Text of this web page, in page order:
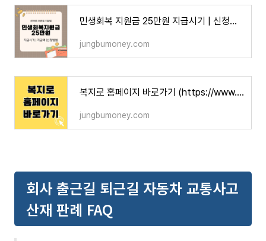
민생회복 지원금 25만원 지급시기 | 신청방법 | 대상자
jungbumoney.com
복지로 홈페이지 바로가기 (https://www.bokjiro.go.kr)
jungbumoney.com
회사 출근길 퇴근길 자동차 교통사고
산재 판례 FAQ